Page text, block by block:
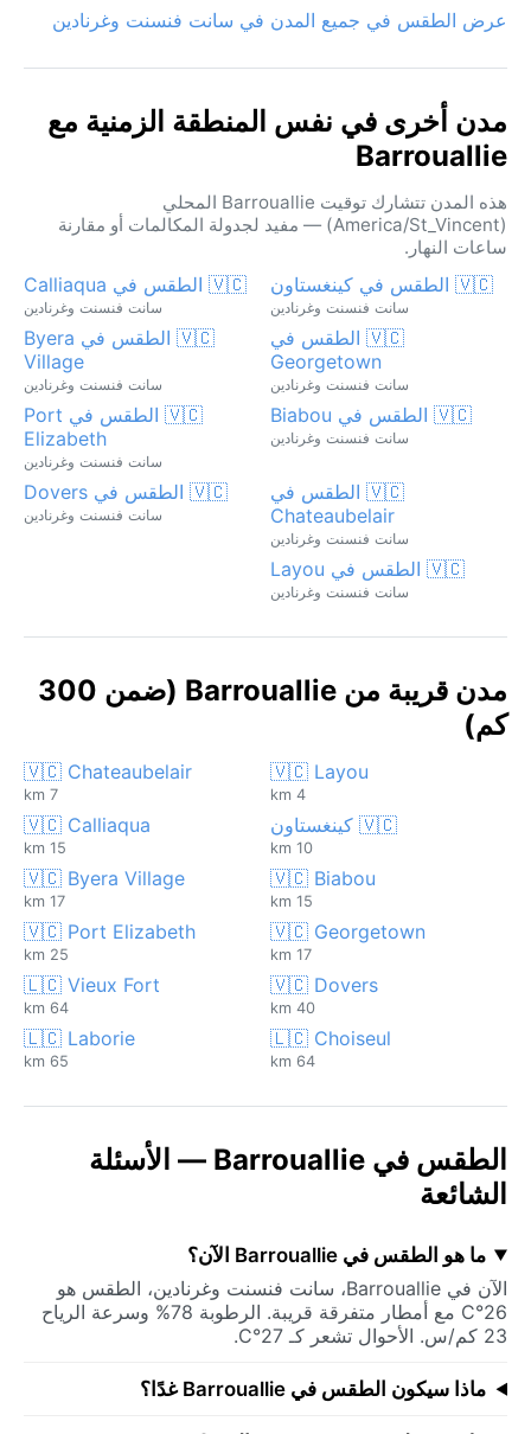
عرض الطقس في جميع المدن في سانت فنسنت وغرنادين
مدن أخرى في نفس المنطقة الزمنية مع
Barrouallie
هذه المدن تتشارك توقيت Barrouallie المحلي
(America/St_Vincent) — مفيد لجدولة المكالمات أو مقارنة
ساعات النهار.
🇻🇨 الطقس في كينغستاون
سانت فنسنت وغرنادين
🇻🇨 الطقس في Calliaqua
سانت فنسنت وغرنادين
🇻🇨 الطقس في
Georgetown
سانت فنسنت وغرنادين
🇻🇨 الطقس في Byera
Village
سانت فنسنت وغرنادين
🇻🇨 الطقس في Biabou
سانت فنسنت وغرنادين
🇻🇨 الطقس في Port
Elizabeth
سانت فنسنت وغرنادين
🇻🇨 الطقس في
Chateaubelair
سانت فنسنت وغرنادين
🇻🇨 الطقس في Dovers
سانت فنسنت وغرنادين
🇻🇨 الطقس في Layou
سانت فنسنت وغرنادين
مدن قريبة من Barrouallie (ضمن 300
كم)
🇻🇨 Layou
4 km
🇻🇨 Chateaubelair
7 km
🇻🇨 كينغستاون
10 km
🇻🇨 Calliaqua
15 km
🇻🇨 Biabou
15 km
🇻🇨 Byera Village
17 km
🇻🇨 Georgetown
17 km
🇻🇨 Port Elizabeth
25 km
🇻🇨 Dovers
40 km
🇱🇨 Vieux Fort
64 km
🇱🇨 Choiseul
64 km
🇱🇨 Laborie
65 km
الطقس في Barrouallie — الأسئلة
الشائعة
ما هو الطقس في Barrouallie الآن؟
الآن في Barrouallie، سانت فنسنت وغرنادين، الطقس هو
26°C مع أمطار متفرقة قريبة. الرطوبة 78% وسرعة الرياح
23 كم/س. الأحوال تشعر كـ 27°C.
ماذا سيكون الطقس في Barrouallie غدًا؟